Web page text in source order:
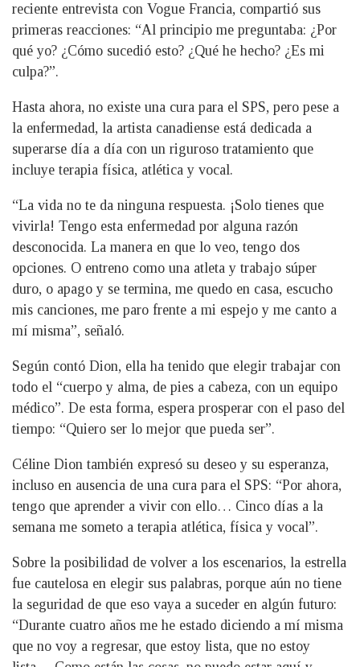
reciente entrevista con Vogue Francia, compartió sus
primeras reacciones: “Al principio me preguntaba: ¿Por
qué yo? ¿Cómo sucedió esto? ¿Qué he hecho? ¿Es mi
culpa?”.
Hasta ahora, no existe una cura para el SPS, pero pese a
la enfermedad, la artista canadiense está dedicada a
superarse día a día con un riguroso tratamiento que
incluye terapia física, atlética y vocal.
“La vida no te da ninguna respuesta. ¡Solo tienes que
vivirla! Tengo esta enfermedad por alguna razón
desconocida. La manera en que lo veo, tengo dos
opciones. O entreno como una atleta y trabajo súper
duro, o apago y se termina, me quedo en casa, escucho
mis canciones, me paro frente a mi espejo y me canto a
mí misma”, señaló.
Según contó Dion, ella ha tenido que elegir trabajar con
todo el “cuerpo y alma, de pies a cabeza, con un equipo
médico”. De esta forma, espera prosperar con el paso del
tiempo: “Quiero ser lo mejor que pueda ser”.
Céline Dion también expresó su deseo y su esperanza,
incluso en ausencia de una cura para el SPS: “Por ahora,
tengo que aprender a vivir con ello… Cinco días a la
semana me someto a terapia atlética, física y vocal”.
Sobre la posibilidad de volver a los escenarios, la estrella
fue cautelosa en elegir sus palabras, porque aún no tiene
la seguridad de que eso vaya a suceder en algún futuro:
“Durante cuatro años me he estado diciendo a mí misma
que no voy a regresar, que estoy lista, que no estoy